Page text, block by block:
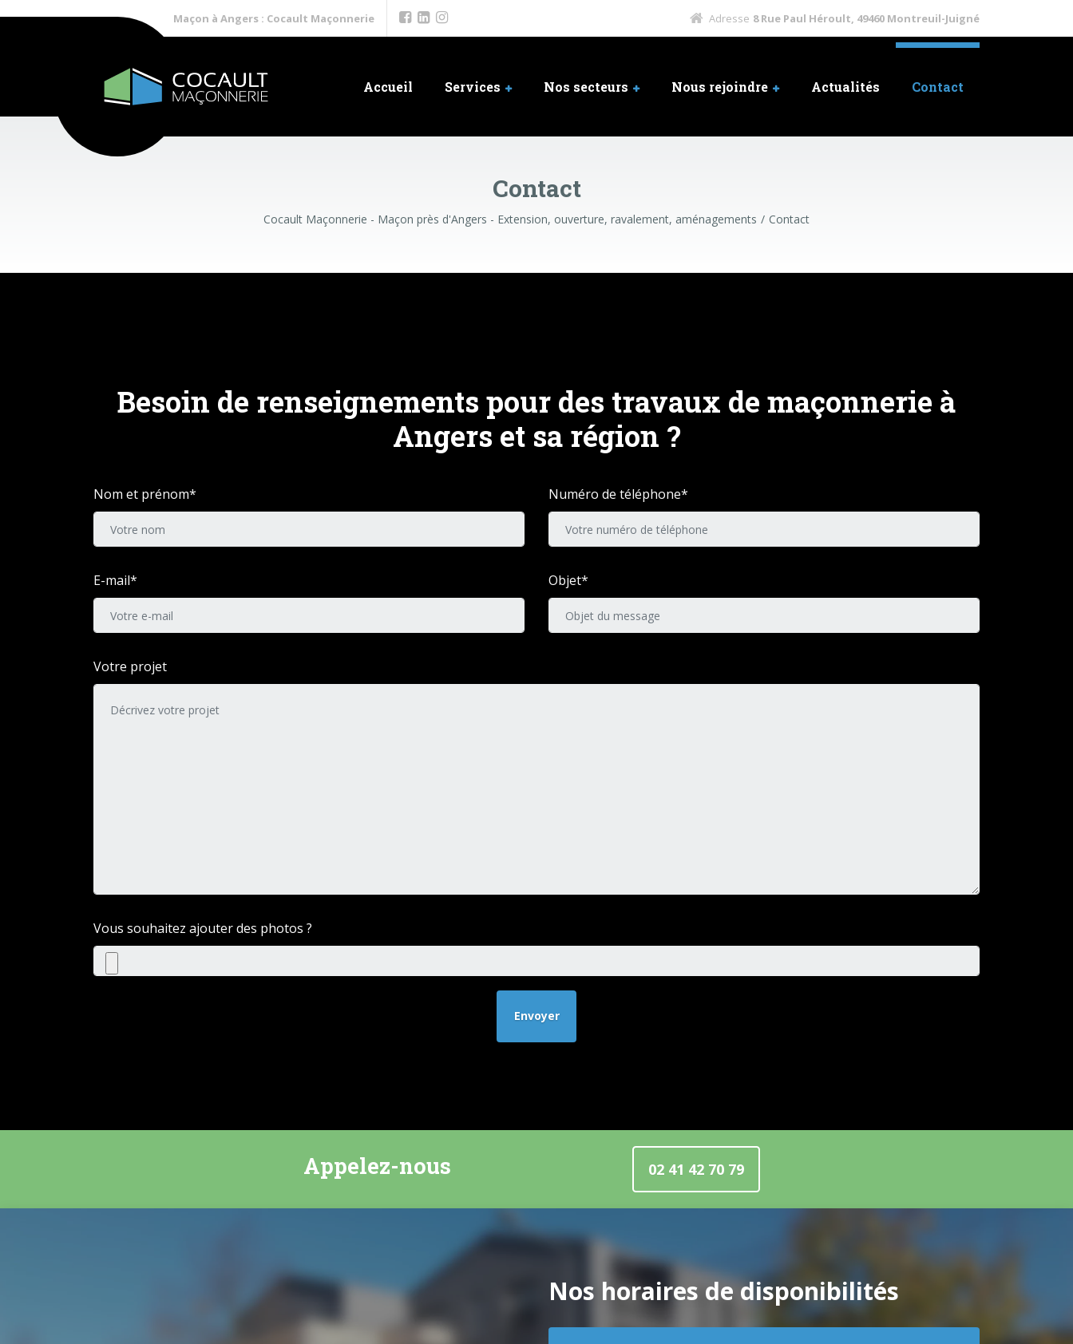
Maçon à Angers : Cocault Maçonnerie Adresse 8 Rue Paul Héroult, 49460 Montreuil-Juigné
Accueil Services Nos secteurs Nous rejoindre Actualités Contact
Contact
Cocault Maçonnerie - Maçon près d'Angers - Extension, ouverture, ravalement, aménagements Contact
Besoin de renseignements pour des travaux de maçonnerie à
Angers et sa région ?
Nom et prénom* Numéro de téléphone*
E-mail* Objet*
Votre projet
Vous souhaitez ajouter des photos ?
Appelez-nous 02 41 42 70 79
Nos horaires de disponibilités